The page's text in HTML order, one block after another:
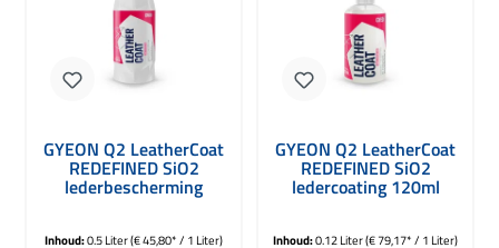
GYEON Q2 LeatherCoat
REDEFINED SiO2
lederbescherming
Inhoud:0.5 Liter(€ 45,80* / 1 Liter)
GYEON Q2 LeatherCoat
REDEFINED SiO2
ledercoating 120ml
Inhoud:0.12 Liter(€ 79,17* / 1 Liter)